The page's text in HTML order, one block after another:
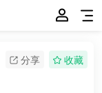
分享 收藏